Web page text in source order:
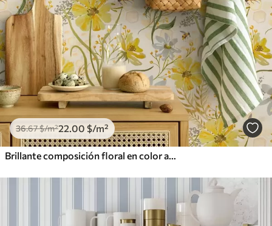
36.67$/m²22.00 $/m²
Brillante composición floral en color amarillo